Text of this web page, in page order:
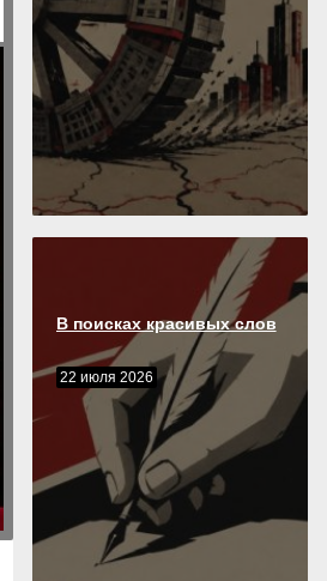
В поисках красивых слов
22 июля 2026